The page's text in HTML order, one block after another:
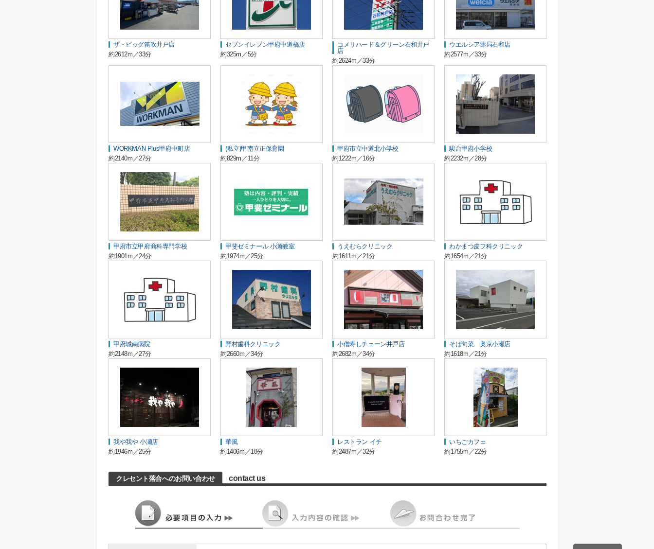
ザ・ビッグ笛吹井戸店
約2612m／33分
セブンイレブン甲府中道橋店
約325m／5分
コメリハード＆グリーン石和井戸
店
約2624m／33分
ウエルシア薬局石和店
約2577m／33分
WORKMAN Plus甲府中町店
約2140m／27分
(私立)甲南立正保育園
約829m／11分
甲府市立中道北小学校
約1222m／16分
駿台甲府小学校
約2232m／28分
甲府市立甲府商科専門学校
約1901m／24分
甲斐ゼミナール 小瀬教室
約1974m／25分
うえむらクリニック
約1611m／21分
わかまつ皮フ科クリニック
約1654m／21分
甲府城南病院
約2148m／27分
野村歯科クリニック
約2660m／34分
小僧寿しチェーン井戸店
約2682m／34分
そば旬菜 奥京小瀬店
約1618m／21分
我や我や 小瀬店
約1946m／25分
華風
約1406m／18分
レストラン イチ
約2487m／32分
いちごカフェ
約1755m／22分
クレセント落合へのお問い合わせ contact us